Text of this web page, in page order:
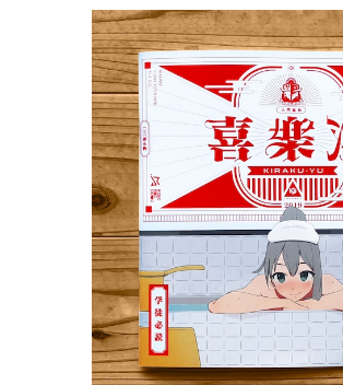
喜楽湯同人誌
¥1,500